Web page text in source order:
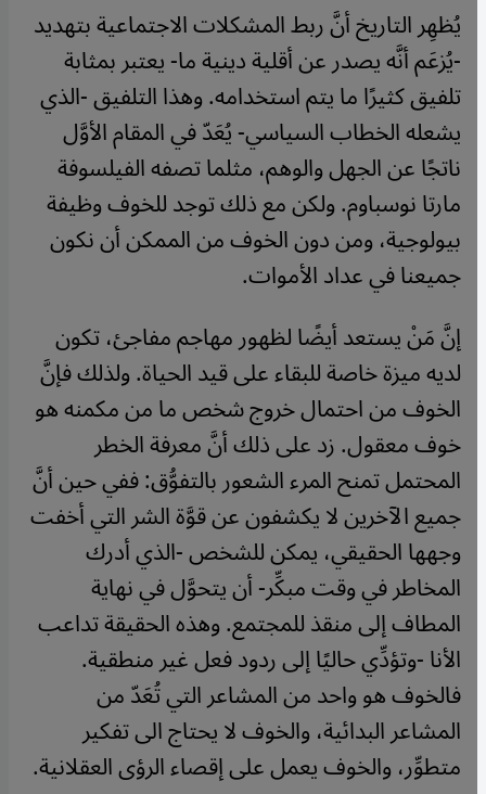
يُظهِر التاريخ أنَّ ربط المشكلات الاجتماعية بتهديد
-يُزعَم أنَّه يصدر عن أقلية دينية ما- يعتبر بمثابة
تلفيق كثيرًا ما يتم استخدامه. وهذا التلفيق -الذي
يشعله الخطاب السياسي- يُعَدّ في المقام الأوَّل
ناتجًا عن الجهل والوهم، مثلما تصفه الفيلسوفة
مارتا نوسباوم. ولكن مع ذلك توجد للخوف وظيفة
بيولوجية، ومن دون الخوف من الممكن أن نكون
جميعنا في عداد الأموات.
إنَّ مَنْ يستعد أيضًا لظهور مهاجم مفاجئ، تكون
لديه ميزة خاصة للبقاء على قيد الحياة. ولذلك فإنَّ
الخوف من احتمال خروج شخص ما من مكمنه هو
خوف معقول. زد على ذلك أنَّ معرفة الخطر
المحتمل تمنح المرء الشعور بالتفوُّق: ففي حين أنَّ
جميع الآخرين لا يكشفون عن قوَّة الشر التي أخفت
وجهها الحقيقي، يمكن للشخص -الذي أدرك
المخاطر في وقت مبكِّر- أن يتحوَّل في نهاية
المطاف إلى منقذ للمجتمع. وهذه الحقيقة تداعب
الأنا -وتؤدِّي حاليًا إلى ردود فعل غير منطقية.
فالخوف هو واحد من المشاعر التي تُعَدّ من
المشاعر البدائية، والخوف لا يحتاج الى تفكير
متطوِّر، والخوف يعمل على إقصاء الرؤى العقلانية.